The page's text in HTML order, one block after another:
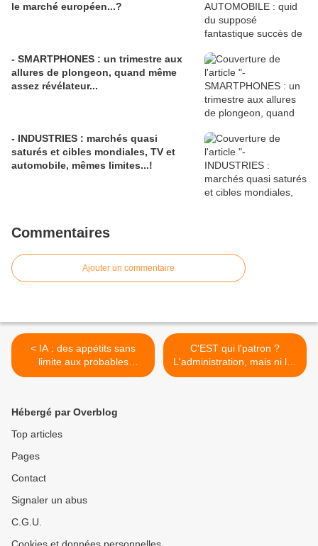
le marché européen...?
- SMARTPHONES : un trimestre aux
allures de plongeon, quand même
assez révélateur...
- INDUSTRIES : marchés quasi
saturés et cibles mondiales, TV et
automobile, mêmes limites...!
Commentaires
Ajouter un commentaire
< IA : des appétits sans
limite aux probables
indigestions, sanction
C'EST qui l'patron ?
L'administration, mais ni les
élus, ni les électeurs. Pile
Hébergé par Overblog
Top articles
Pages
Contact
Signaler un abus
C.G.U.